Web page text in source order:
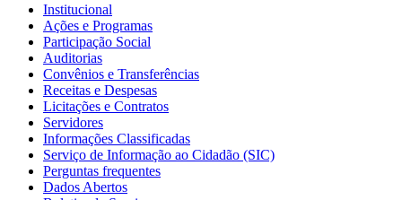
Institucional
Ações e Programas
Participação Social
Auditorias
Convênios e Transferências
Receitas e Despesas
Licitações e Contratos
Servidores
Informações Classificadas
Serviço de Informação ao Cidadão (SIC)
Perguntas frequentes
Dados Abertos